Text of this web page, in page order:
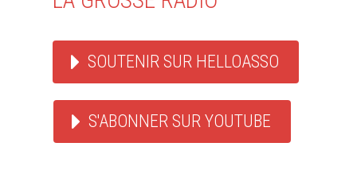
SOUTENIR SUR HELLOASSO
S'ABONNER SUR YOUTUBE